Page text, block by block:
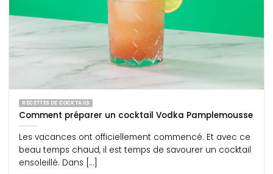
RECETTES DE COCKTAILS
Comment préparer un cocktail Vodka Pamplemousse
Les vacances ont officiellement commencé. Et avec ce
beau temps chaud, il est temps de savourer un cocktail
ensoleillé. Dans [...]